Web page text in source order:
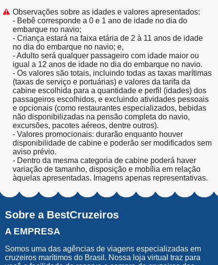
Observações sobre as idades e valores apresentados:
- Bebê corresponde a 0 e 1 ano de idade no dia do
embarque no navio;
- Criança estará na faixa etária de 2 à 11 anos de idade
no dia do embarque no navio; e,
- Adulto será qualquer passageiro com idade maior ou
igual a 12 anos de idade no dia do embarque no navio.
- Os valores são totais, incluindo todas as taxas marítimas
(taxas de serviço e portuárias) e valores da tarifa da
cabine escolhida para a quantidade e perfil (idades) dos
passageiros escolhidos, e excluindo atividades pessoais
e opcionais (como restaurantes especializados, bebidas
não disponibilizadas na pensão completa do navio,
excursões, pacotes aéreos, dentre outros).
- Valores promocionais: durarão enquanto houver
disponibilidade de cabine e poderão ser modificados sem
aviso prévio.
- Dentro da mesma categoria de cabine poderá haver
variação de tamanho, disposição e mobília em relação
àquelas apresentadas. Imagens apenas representativas.
Sobre a BestCruzeiros
A EMPRESA
Somos uma das agências de viagens especializadas em
cruzeiros marítimos do Brasil. Nossa loja virtual traz para